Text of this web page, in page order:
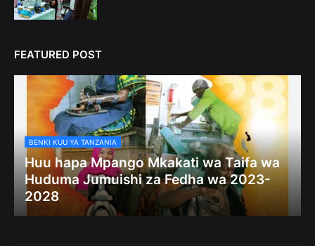
FEATURED POST
BENKI KUU YA TANZANIA
Huu hapa Mpango Mkakati wa Taifa wa
Huduma Jumuishi za Fedha wa 2023-
2028